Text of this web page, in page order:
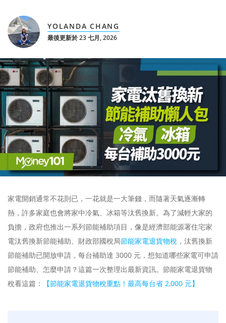
YOLANDA CHANG
最後更新於 23 七月, 2026
家電開銷通常不花則已，一花就是一大筆錢，而隨著天氣逐漸轉
熱，許多家庭也會將家中冷氣、冰箱等汰舊換新。為了減輕大家的
負擔，政府也推出一系列節能補助項目，像是經濟部能源署住宅家
電汰舊換新節能補助、財政部國稅局節能家電退貨物稅 ，汰舊換新
節能補助已開放申請，每台補助達 3000 元，想知道哪些家電可申請
節能補助、怎麼申請？這篇一次整理出最新資訊。節能家電退貨物
稅看這篇：
【節能家電退貨物稅重點！最高每台省 2,000 元】